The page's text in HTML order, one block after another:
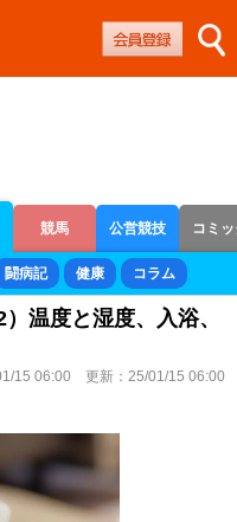
競馬 公営競技 コミ
闘病記 健康 コラム
温度と湿度、入浴、
15 06:00 更新： 25/01/15 06:00